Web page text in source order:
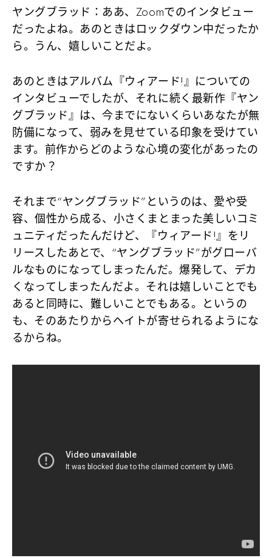
ヤングブラッド ：ああ、Zoomでのインタビュー
だったよね。あのときはロックダウン中だったか
ら。うん、嬉しいことだよ。
あのときはアルバム『ウィアード!』についての
インタビューでしたが、それに続く最新作『ヤン
グブラッド』は、今までにないくらいあなたが無
防備になって、弱みを見せている印象を受けてい
ます。前作からどのような心境の変化があったの
ですか？
それまで“ヤングブラッド”というのは、愛や受
容、個性から成る、小さくまとまった美しいコミ
ュニティだったんだけど、『ウィアード!』をリ
リースしたあとで、“ヤングブラッド”がグローバ
ルなものになってしまったんだ。爆発して、デカ
くなってしまったんだよ。それは嬉しいことでも
あると同時に、難しいことでもある。というの
も、そのあたりからヘイトが寄せられるようにな
るからね。